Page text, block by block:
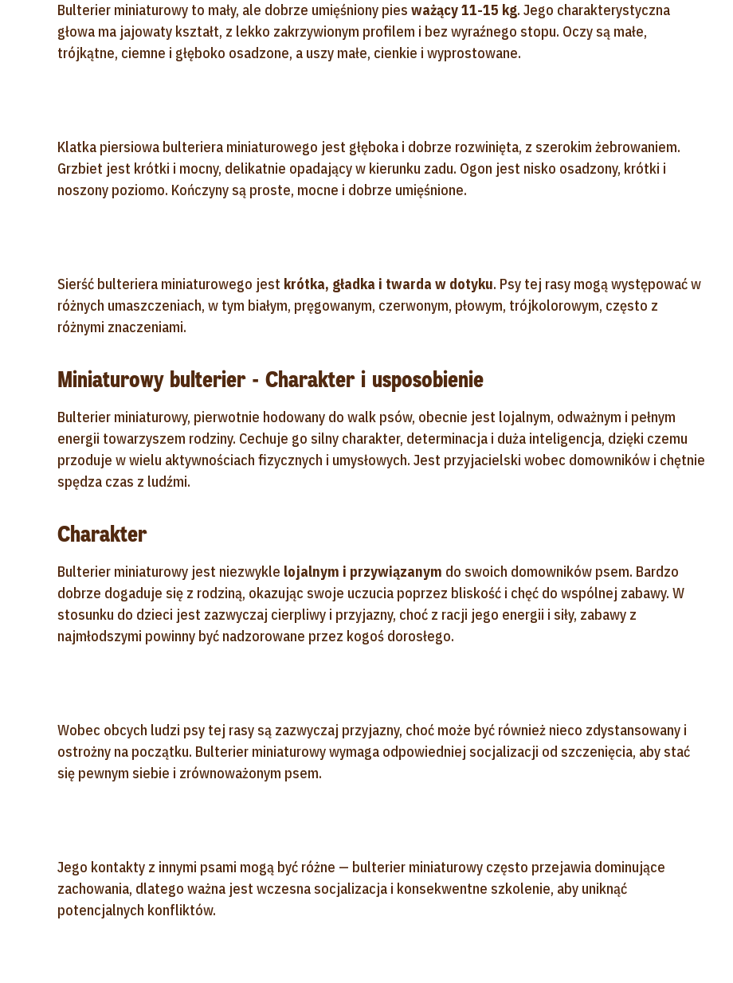
Bulterier miniaturowy to mały, ale dobrze umięśniony pies ważący 11-15 kg. Jego charakterystyczna
głowa ma jajowaty kształt, z lekko zakrzywionym profilem i bez wyraźnego stopu. Oczy są małe,
trójkątne, ciemne i głęboko osadzone, a uszy małe, cienkie i wyprostowane.
Klatka piersiowa bulteriera miniaturowego jest głęboka i dobrze rozwinięta, z szerokim żebrowaniem.
Grzbiet jest krótki i mocny, delikatnie opadający w kierunku zadu. Ogon jest nisko osadzony, krótki i
noszony poziomo. Kończyny są proste, mocne i dobrze umięśnione.
Sierść bulteriera miniaturowego jest krótka, gładka i twarda w dotyku. Psy tej rasy mogą występować w
różnych umaszczeniach, w tym białym, pręgowanym, czerwonym, płowym, trójkolorowym, często z
różnymi znaczeniami.
Miniaturowy bulterier - Charakter i usposobienie
Bulterier miniaturowy, pierwotnie hodowany do walk psów, obecnie jest lojalnym, odważnym i pełnym
energii towarzyszem rodziny. Cechuje go silny charakter, determinacja i duża inteligencja, dzięki czemu
przoduje w wielu aktywnościach fizycznych i umysłowych. Jest przyjacielski wobec domowników i chętnie
spędza czas z ludźmi.
Charakter
Bulterier miniaturowy jest niezwykle lojalnym i przywiązanym do swoich domowników psem. Bardzo
dobrze dogaduje się z rodziną, okazując swoje uczucia poprzez bliskość i chęć do wspólnej zabawy. W
stosunku do dzieci jest zazwyczaj cierpliwy i przyjazny, choć z racji jego energii i siły, zabawy z
najmłodszymi powinny być nadzorowane przez kogoś dorosłego.
Wobec obcych ludzi psy tej rasy są zazwyczaj przyjazny, choć może być również nieco zdystansowany i
ostrożny na początku. Bulterier miniaturowy wymaga odpowiedniej socjalizacji od szczenięcia, aby stać
się pewnym siebie i zrównoważonym psem.
Jego kontakty z innymi psami mogą być różne — bulterier miniaturowy często przejawia dominujące
zachowania, dlatego ważna jest wczesna socjalizacja i konsekwentne szkolenie, aby uniknąć
potencjalnych konfliktów.